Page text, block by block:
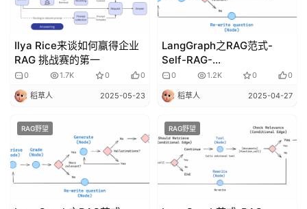
费
课
程
A
I
课
程
Ilya Rice来谈如何赢得企业
RAG 挑战赛的第一
0 1.7K 0 0
稻草人 2025-05-23
LangGraph之RAG范式-
Self-RAG-
pinecone_movies
0 1.2K 0 0
稻草人 2025-04-27
RAG野望 RAG野望